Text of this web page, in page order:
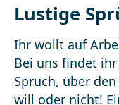
Lustige
Ihr wollt auf
Bei uns findet
Spruch, über
will oder nicht!